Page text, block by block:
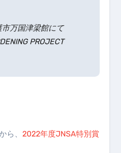
万国津梁館にて
PROJECT
ら、 2022年度JNSA特別賞